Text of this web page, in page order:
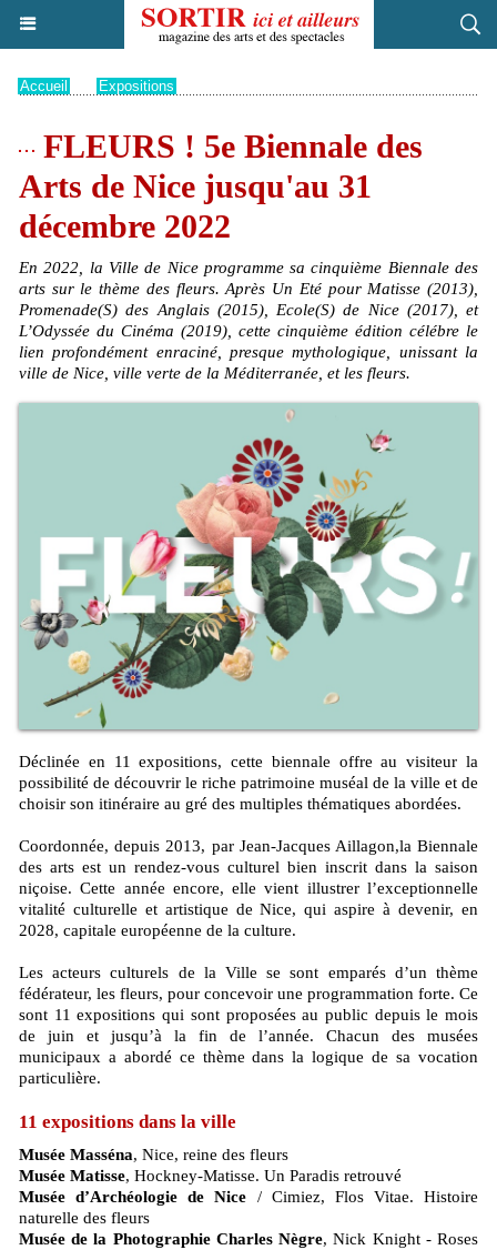
Accueil Expositions
FLEURS ! 5e Biennale des
Arts de Nice jusqu'au 31
décembre 2022
En 2022, la Ville de Nice programme sa cinquième Biennale des
arts sur le thème des fleurs. Après Un Eté pour Matisse (2013),
Promenade(S) des Anglais (2015), Ecole(S) de Nice (2017), et
L’Odyssée du Cinéma (2019), cette cinquième édition célébre le
lien profondément enraciné, presque mythologique, unissant la
ville de Nice, ville verte de la Méditerranée, et les fleurs.
Déclinée en 11 expositions, cette biennale offre au visiteur la
possibilité de découvrir le riche patrimoine muséal de la ville et de
choisir son itinéraire au gré des multiples thématiques abordées.
Coordonnée, depuis 2013, par Jean-Jacques Aillagon,la Biennale
des arts est un rendez-vous culturel bien inscrit dans la saison
niçoise. Cette année encore, elle vient illustrer l’exceptionnelle
vitalité culturelle et artistique de Nice, qui aspire à devenir, en
2028, capitale européenne de la culture.
Les acteurs culturels de la Ville se sont emparés d’un thème
fédérateur, les fleurs, pour concevoir une programmation forte. Ce
sont 11 expositions qui sont proposées au public depuis le mois
de juin et jusqu’à la fin de l’année. Chacun des musées
municipaux a abordé ce thème dans la logique de sa vocation
particulière.
11 expositions dans la ville
Musée Masséna, Nice, reine des fleurs
Musée Matisse, Hockney-Matisse. Un Paradis retrouvé
Musée d’Archéologie de Nice / Cimiez, Flos Vitae. Histoire
naturelle des fleurs
Musée de la Photographie Charles Nègre, Nick Knight - Roses